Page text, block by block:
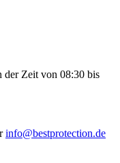
der Zeit von 08:30 bis
info@bestprotection.de